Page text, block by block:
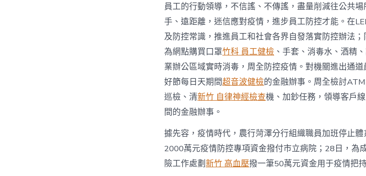
員工的行動領導，不信謠、不傳謠，盡量削減往公共
手、遠距離，迷信應對疫情，進步員工防控才能。在
及防控常識，推進員工和社會各界自發落實防控辦法；
為網點購買口罩竹科 員工健檢 、手套、消毒水、酒精
業辦公區域實時消毒，周全防控疫情。對機關進出通
好節每日天期間超音波健檢的金融辦事。周全檢討
巡檢、清新竹 自律神經檢查機、加鈔任務，領導客戶
間的金融辦事。
據先容，疫情時代，農行菏澤分行組織職員加班停止
2000萬元疫情防控專項資金撥付市立病院；28日，為
險工作處劃新竹 高血壓撥一筆50萬元資金用于疫情把